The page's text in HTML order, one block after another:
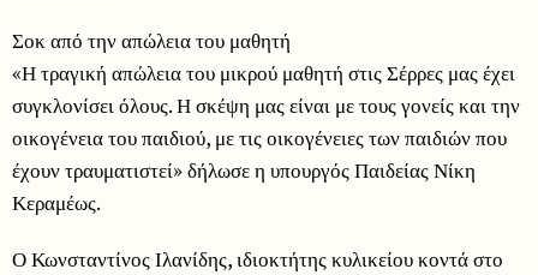
Σοκ από την απώλεια του μαθητή
«Η τραγική απώλεια του μικρού μαθητή στις Σέρρες μας έχει
συγκλονίσει όλους. Η σκέψη μας είναι με τους γονείς και την
οικογένεια του παιδιού, με τις οικογένειες των παιδιών που
έχουν τραυματιστεί» δήλωσε η υπουργός Παιδείας Νίκη
Κεραμέως.
Ο Κωνσταντίνος Ιλανίδης, ιδιοκτήτης κυλικείου κοντά στο